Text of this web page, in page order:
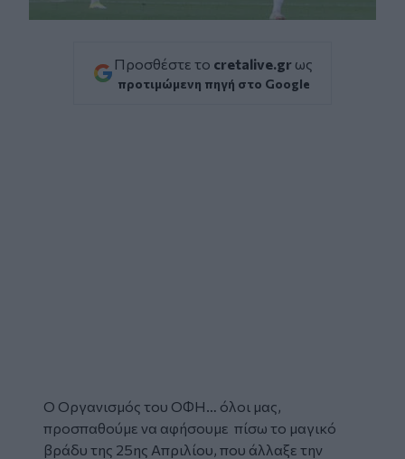
Προσθέστε το cretalive.gr ως
προτιμώμενη πηγή στο Google
Ο Οργανισμός του ΟΦΗ… όλοι μας,
προσπαθούμε να αφήσουμε πίσω το μαγικό
βράδυ της 25ης Απριλίου, που άλλαξε την